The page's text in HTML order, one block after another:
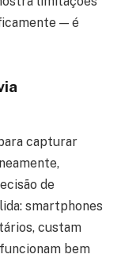
— é
capturar
de
smartphones
custam
bem